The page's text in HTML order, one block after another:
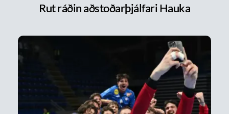
Rut ráðin aðstoðarþjálfari Hauka